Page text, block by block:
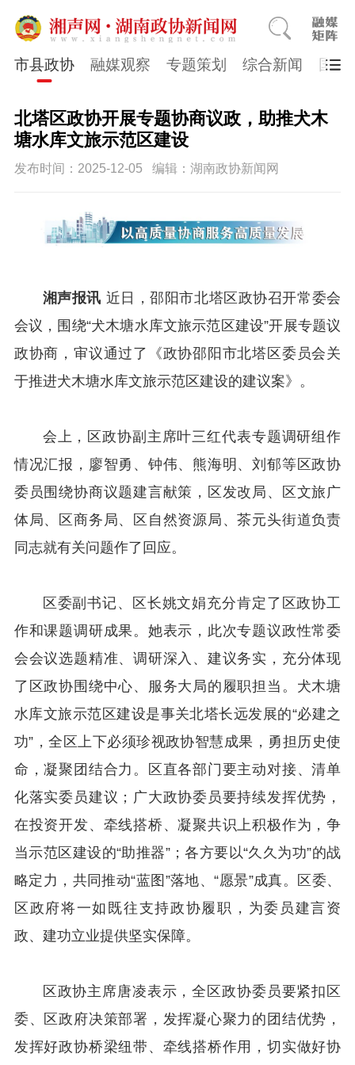
市县政协 融媒观察 专题策划 综合新闻 国医
北塔区政协开展专题协商议政，助推犬木
塘水库文旅示范区建设
发布时间：2025-12-05 编辑：湖南政协新闻网
湘声报讯 近日，邵阳市北塔区政协召开常委会
会议，围绕“犬木塘水库文旅示范区建设”开展专题议
政协商，审议通过了《政协邵阳市北塔区委员会关
于推进犬木塘水库文旅示范区建设的建议案》。
会上，区政协副主席叶三红代表专题调研组作
情况汇报，廖智勇、钟伟、熊海明、刘郁等区政协
委员围绕协商议题建言献策，区发改局、区文旅广
体局、区商务局、区自然资源局、茶元头街道负责
同志就有关问题作了回应。
区委副书记、区长姚文娟充分肯定了区政协工
作和课题调研成果。她表示，此次专题议政性常委
会会议选题精准、调研深入、建议务实，充分体现
了区政协围绕中心、服务大局的履职担当。犬木塘
水库文旅示范区建设是事关北塔长远发展的“必建之
功”，全区上下必须珍视政协智慧成果，勇担历史使
命，凝聚团结合力。区直各部门要主动对接、清单
化落实委员建议；广大政协委员要持续发挥优势，
在投资开发、牵线搭桥、凝聚共识上积极作为，争
当示范区建设的“助推器”；各方要以“久久为功”的战
略定力，共同推动“蓝图”落地、“愿景”成真。区委、
区政府将一如既往支持政协履职，为委员建言资
政、建功立业提供坚实保障。
区政协主席唐凌表示，全区政协委员要紧扣区
委、区政府决策部署，发挥凝心聚力的团结优势，
发挥好政协桥梁纽带、牵线搭桥作用，切实做好协